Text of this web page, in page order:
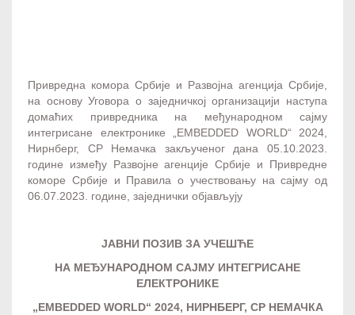
Привредна комора Србије и Развојна агенција Србије,
на основу Уговора о заједничкој организацији наступа
домаћих привредника на међународном сајму
интегрисане електронике „EMBEDDED WORLD“ 2024,
Нирнберг, СР Немачка закљученог дана 05.10.2023.
године између Развојне агенције Србије и Привредне
коморе Србије и Правила о учествовању на сајму од
06.07.2023. године, заједнички објављују
ЈАВНИ ПОЗИВ ЗА УЧЕШЋЕ
НА МЕЂУНАРОДНОМ САЈМУ ИНТЕГРИСАНЕ
ЕЛЕКТРОНИКЕ
„EMBEDDED WORLD“ 2024, НИРНБЕРГ, СР НЕМАЧКА